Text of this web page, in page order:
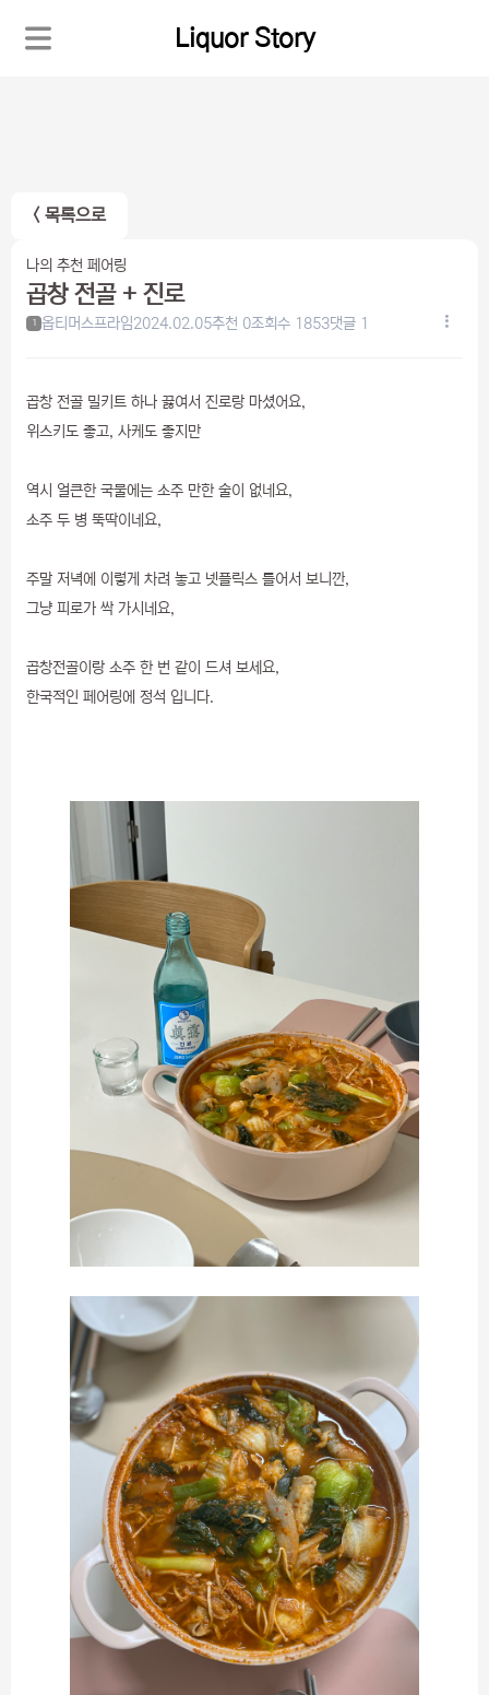
Liquor Story
< 목록으로
나의 추천 페어링
곱창 전골 + 진로
1 옵티머스프라임2024.02.05추천 0조회수 1853댓글 1
곱창 전골 밀키트 하나 끓여서 진로랑 마셨어요,
위스키도 좋고, 사케도 좋지만
역시 얼큰한 국물에는 소주 만한 술이 없네요,
소주 두 병 뚝딱이네요,
주말 저녁에 이렇게 차려 놓고 넷플릭스 틀어서 보니깐,
그냥 피로가 싹 가시네요,
곱창전골이랑 소주 한 번 같이 드셔 보세요,
한국적인 페어링에 정석 입니다.